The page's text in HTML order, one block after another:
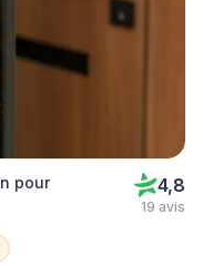
pour
4,8
19 avis